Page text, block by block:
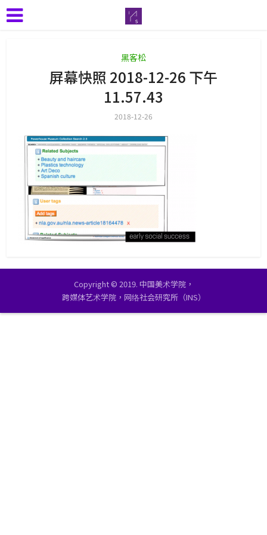
黑客松
屏幕快照 2018-12-26 下午
11.57.43
2018-12-26
Copyright © 2019. 中国美术学院，
跨媒体艺术学院，网络社会研究所（INS）